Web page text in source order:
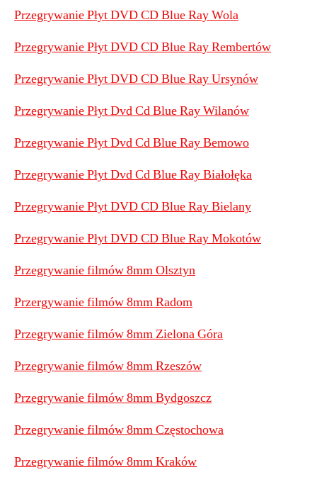
Przegrywanie Płyt DVD CD Blue Ray Wola
Przegrywanie Płyt DVD CD Blue Ray Rembertów
Przegrywanie Płyt DVD CD Blue Ray Ursynów
Przegrywanie Płyt Dvd Cd Blue Ray Wilanów
Przegrywanie Płyt Dvd Cd Blue Ray Bemowo
Przegrywanie Płyt Dvd Cd Blue Ray Białołęka
Przegrywanie Płyt DVD CD Blue Ray Bielany
Przegrywanie Płyt DVD CD Blue Ray Mokotów
Przegrywanie filmów 8mm Olsztyn
Przergywanie filmów 8mm Radom
Przegrywanie filmów 8mm Zielona Góra
Przegrywanie filmów 8mm Rzeszów
Przegrywanie filmów 8mm Bydgoszcz
Przegrywanie filmów 8mm Częstochowa
Przegrywanie filmów 8mm Kraków